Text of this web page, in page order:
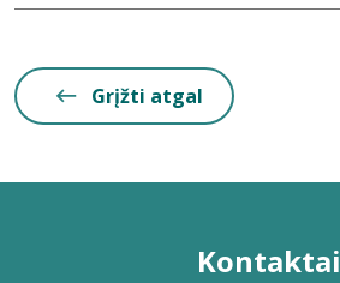
Grįžti atgal
Kontaktai